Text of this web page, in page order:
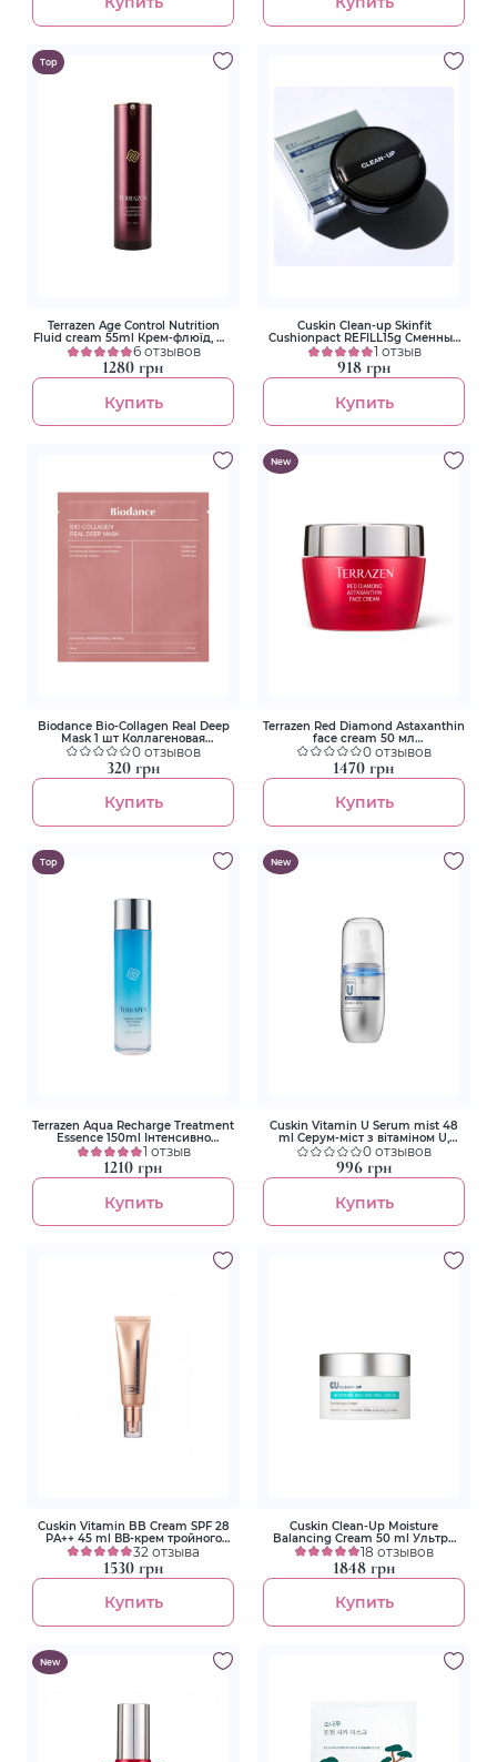
Top
Terrazen Age Control Nutrition
Fluid cream 55ml Крем-флюїд, що
омолоджує, з природним
комплексом проти зморшок
6 отзывов
1280 грн
Купить
Cuskin Clean-up Skinfit
Cushionpact REFILL15g Сменный
блок к кушону Тон 21 Fair
1 отзыв
918 грн
Купить
Biodance Bio-Collagen Real Deep
Mask 1 шт Коллагеновая
гидрогелевая маска для
глубокого увлажнения
0 отзывов
320 грн
Купить
New
Terrazen Red Diamond Astaxanthin
face cream 50 мл
Антиоксидантный крем с
астаксантином
0 отзывов
1470 грн
Купить
Top
Terrazen Aqua Recharge Treatment
Essence 150ml Інтенсивно
зволожуюча есенція для обличчя
з гіалуроновим комплексом
1 отзыв
1210 грн
Купить
New
Cuskin Vitamin U Serum mist 48
ml Серум-міст з вітаміном U,
пептидами та волюфіліном
0 отзывов
996 грн
Купить
Cuskin Vitamin BB Cream SPF 28
PA++ 45 ml ВВ-крем тройного
действия с витамином U и
пептидами
32 отзыва
1530 грн
Купить
Cuskin Clean-Up Moisture
Balancing Cream 50 ml Ультра
увлажняющий крем
18 отзывов
1848 грн
Купить
New